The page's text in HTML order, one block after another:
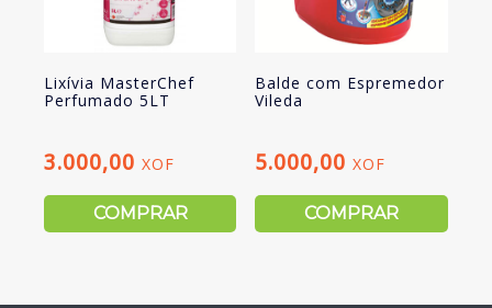
Lixívia MasterChef
Perfumado 5LT
3.000,00 XOF
COMPRAR
Balde com Espremedor
Vileda
5.000,00XOF
COMPRAR